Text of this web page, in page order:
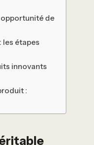
de
les étapes
innovants
: